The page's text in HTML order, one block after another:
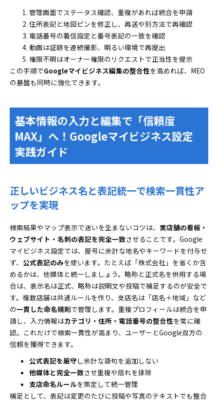
管理画面でステータス確認、重複があれば統合を申請
住所表記と地図ピンを修正し、再送や別方法で再確認
電話番号の着信設定と番号表記の一致を確認
動画は証跡を連続撮影、明るい環境で再提出
権限不明はオーナー権限のリクエストで正当性を提示
この手順でGoogleマイビジネス編集の整合性を高めれば、MEO
の基盤も同時に強化できます。
基本情報の入力と編集で「信頼度
MAX」へ！Googleマイビジネス設定
実践ガイド
正しいビジネス名と表記統一で検索一貫性ア
ップを実現
検索結果やマップ表示で迷いを生まないコツは、 実店舗の看板・
ウェブサイト・名刺の表記を完全一致させることです。Google
マイビジネス設定では、屋号に余計な地名やキーワードを付与せ
ず、 公式表記のみを使います。たとえば「株式会社」を省くか含
めるかは、他媒体と統一しましょう。略称と正式名を併用する場
合は、表示名は正式、略称は説明文や投稿で補足するのが安全で
す。複数店舗は共通ルールを作り、支店名は「店名＋地域」など
の一貫した命名規則で管理します。重複プロフィールは統合を申
請し、入力情報はカテゴリ・住所・電話番号の整合性を常に確
認。これだけで検索一貫性が高まり、ユーザーとGoogle双方の
信頼を獲得できます。
公式表記を厳守 し余計な語句を追加しない
他媒体と完全一致させ重複や揺れを排除
支店命名ルールを策定して統一管理
補足として、表記は変更のたびに投稿や写真のテキストでも整合